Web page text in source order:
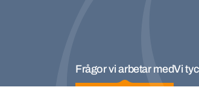
Frågor vi arbetar medVi